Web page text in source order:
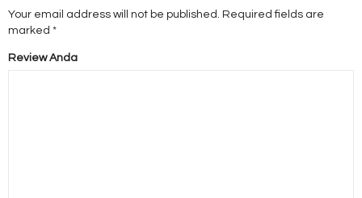
Your email address will not be published. Required fields are
marked *
Review Anda